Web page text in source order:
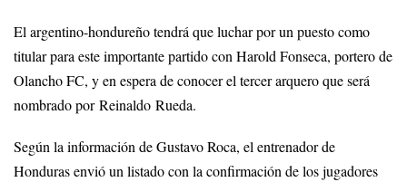
El argentino-hondureño tendrá que luchar por un puesto como
titular para este importante partido con Harold Fonseca, portero de
Olancho FC, y en espera de conocer el tercer arquero que será
nombrado por Reinaldo Rueda.
Según la información de Gustavo Roca, el entrenador de
Honduras envió un listado con la confirmación de los jugadores